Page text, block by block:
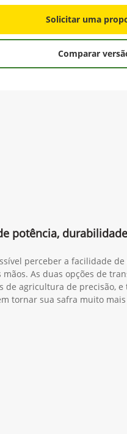
Solicitar uma
Comparar
potência,
perceber a facilidade de
As duas opções de
de agricultura de precisão, e
tornar sua safra muito